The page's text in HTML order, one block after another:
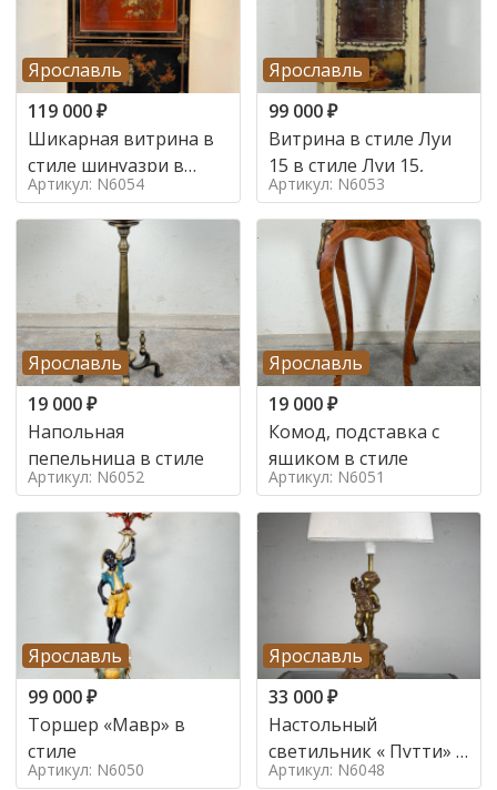
Ярославль
119 000₽
Шикарная витрина в
стиле шинуазри в
стиле шинуазри,
Артикул: N6054
Ярославль
99 000₽
Витрина в стиле Луи
15 в стиле Луи 15,
Артикул: N6053
Ярославль
19 000₽
Напольная
пепельница в стиле
Артикул: N6052
Ярославль
19 000₽
Комод, подставка с
ящиком в стиле
Артикул: N6051
Ярославль
99 000₽
Торшер «Мавр» в
стиле
Артикул: N6050
Ярославль
33 000₽
Настольный
светильник « Путти» в
стиле
Артикул: N6048